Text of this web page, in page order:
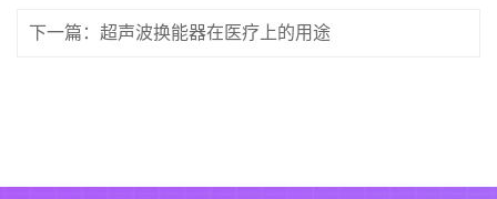
下一篇：超声波换能器在医疗上的用途